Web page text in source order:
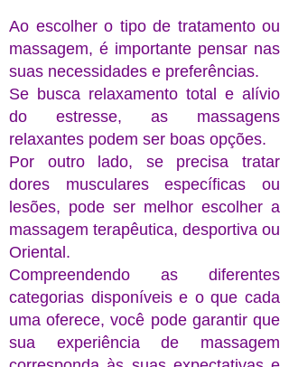
Ao escolher o tipo de tratamento ou
massagem, é importante pensar nas
suas necessidades e preferências.
Se busca relaxamento total e alívio
do estresse, as massagens
relaxantes podem ser boas opções.
Por outro lado, se precisa tratar
dores musculares específicas ou
lesões, pode ser melhor escolher a
massagem terapêutica, desportiva ou
Oriental.
Compreendendo as diferentes
categorias disponíveis e o que cada
uma oferece, você pode garantir que
sua experiência de massagem